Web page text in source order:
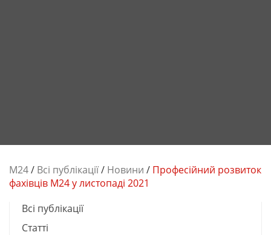
М24/ Всі публікації/ Новини / Професійний розвиток
фахівців М24 у листопаді 2021
Всі публікації
Cтатті